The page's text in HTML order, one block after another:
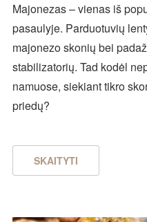
Majonezas – vienas iš
pasaulyje. Parduotuvių
majonezo skonių bei
stabilizatorių. Tad kodėl
namuose, siekiant tikro
priedų?
SKAITYTI